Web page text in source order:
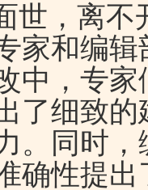
世，离不
家和编
中，专
了细致
。同时
确性提